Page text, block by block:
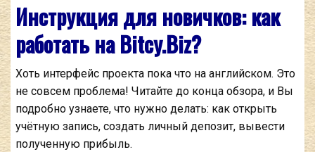
Инструкция для новичков: как
работать на Bitcy.Biz?
Хоть интерфейс проекта пока что на английском. Это
не совсем проблема! Читайте до конца обзора, и Вы
подробно узнаете, что нужно делать: как открыть
учётную запись, создать личный депозит, вывести
полученную прибыль.